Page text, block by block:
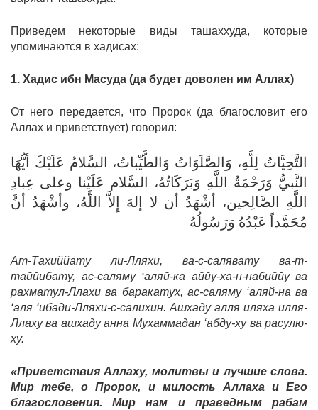
Приведем некоторые виды ташаххуда, которые
упоминаются в хадисах:
1. Хадис ибн Масуда (да будет доволен им Аллах)
От него передается, что Пророк (да благословит его
Аллах и приветствует) говорил:
التَّحِيَّاتُ لِلَّهِ، وَالصَّلَوَاتُ وَالطَّيِّباتُ، السَّلامُ عَلَيْكَ أيُّهَا
النَّبيُّ وَرَحْمَةُ اللَّهِ وَبَرَكَاتُهُ، السَّلام عَلَيْنا وعلى عِبادِ
اللَّهِ الصَّالِحين، أشْهَدُ أن لا إلهَ إِلاَّ اللَّهُ، وأشْهَدُ أنَّ
مُحَمَّداً عَبْدُهُ وَرَسُولُهُ
Ат-Тахиййату ли-Лляхи, ва-с-салявату ва-т-
таййибату, ас-саляму ‘аляй-ка аййу-ха-н-набиййу ва
рахматул-Ллахи ва баракатух, ас-саляму ‘аляй-на ва
‘аля ‘ибади-Лляхи-с-салихин. Ашхаду алля иляха илля-
Ллаху ва ашхаду анна Мухаммадан ‘абду-ху ва расулю-
ху.
«Приветствия Аллаху, молитвы и лучшие слова.
Мир тебе, о Пророк, и милость Аллаха и Его
благословения. Мир нам и праведным рабам